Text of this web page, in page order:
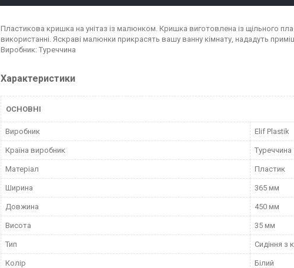
Пластикова кришка на унітаз із малюнком. Кришка виготовлена із щільного
використанні. Яскраві малюнки прикрасять вашу ванну кімнату, нададуть
Виробник: Туреччина
Характеристики
ОСНОВНІ
Виробник Elif Plastik
Країна виробник Туреччина
Матеріал Пластик
Ширина 365 мм
Довжина 450 мм
Висота 35 мм
Тип Сидіння
Колір Білий